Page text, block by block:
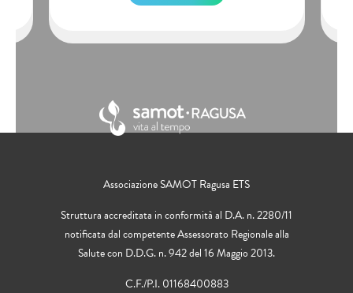
Associazione SAMOT Ragusa ETS
Struttura accreditata in conformità al D.A. n. 2280/11
notificata dal competente Assessorato Regionale alla
Salute con D.D.G. n. 942 del 16 Maggio 2013.
C.F./P.I. 01168400883